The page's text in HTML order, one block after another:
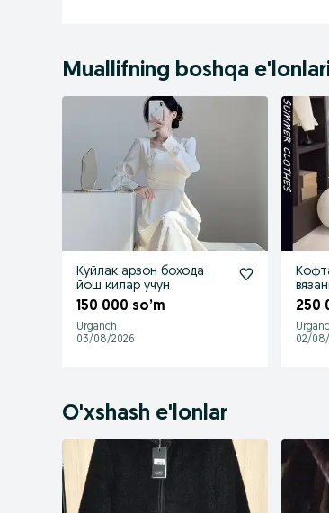
Muallifning boshqa
Куйлак арзон бохода
йош килар учун
150 000 so’m
Urganch
03/08/2026
250
02/
O'xshash e'lonlar